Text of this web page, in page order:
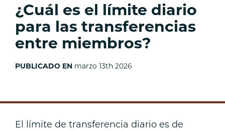
¿Cuál es el límite diario
para las transferencias
entre miembros?
PUBLICADO EN marzo 13th 2026
El límite de transferencia diario es de